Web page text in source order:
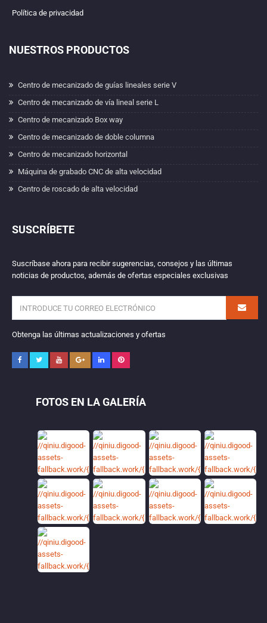
Política de privacidad
NUESTROS PRODUCTOS
Centro de mecanizado de guías lineales serie V
Centro de mecanizado de vía lineal serie L
Centro de mecanizado Box way
Centro de mecanizado de doble columna
Centro de mecanizado horizontal
Máquina de grabado CNC de alta velocidad
Centro de roscado de alta velocidad
SUSCRÍBETE
Suscríbase ahora para recibir sugerencias, consejos y las últimas
noticias de productos, además de ofertas especiales exclusivas
Obtenga las últimas actualizaciones y ofertas
FOTOS EN LA GALERÍA